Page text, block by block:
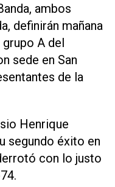
ambos
definirán mañana
A del
sede en San
de la
Henrique
segundo éxito en
con lo justo